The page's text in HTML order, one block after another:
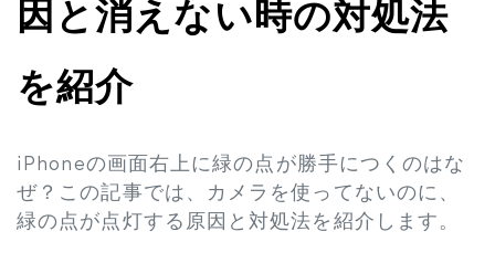
因と消えない時の対処法
を紹介
iPhoneの画面右上に緑の点が勝手につくのはな
ぜ？この記事では、カメラを使ってないのに、
緑の点が点灯する原因と対処法を紹介します。